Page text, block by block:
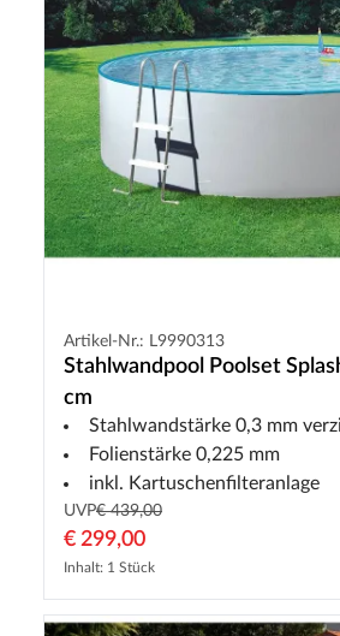
Artikel-Nr.: L9990313
Stahlwandpool Poolset
cm
Stahlwandstärke 0,3 mm verzinkt
Folienstärke 0,225 mm
inkl. Kartuschenfilteranlage
UVP€ 439,00
€ 299,00
Inhalt: 1 Stück